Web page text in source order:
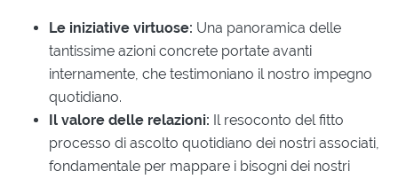
Le iniziative virtuose: Una panoramica delle
tantissime azioni concrete portate avanti
internamente, che testimoniano il nostro impegno
quotidiano.
Il valore delle relazioni: Il resoconto del fitto
processo di ascolto quotidiano dei nostri associati,
fondamentale per mappare i bisogni dei nostri